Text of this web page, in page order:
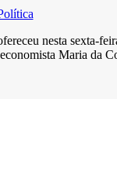
nesta sexta-
Maria da